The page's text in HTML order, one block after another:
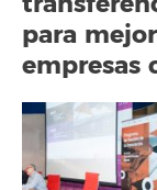
para
empresas